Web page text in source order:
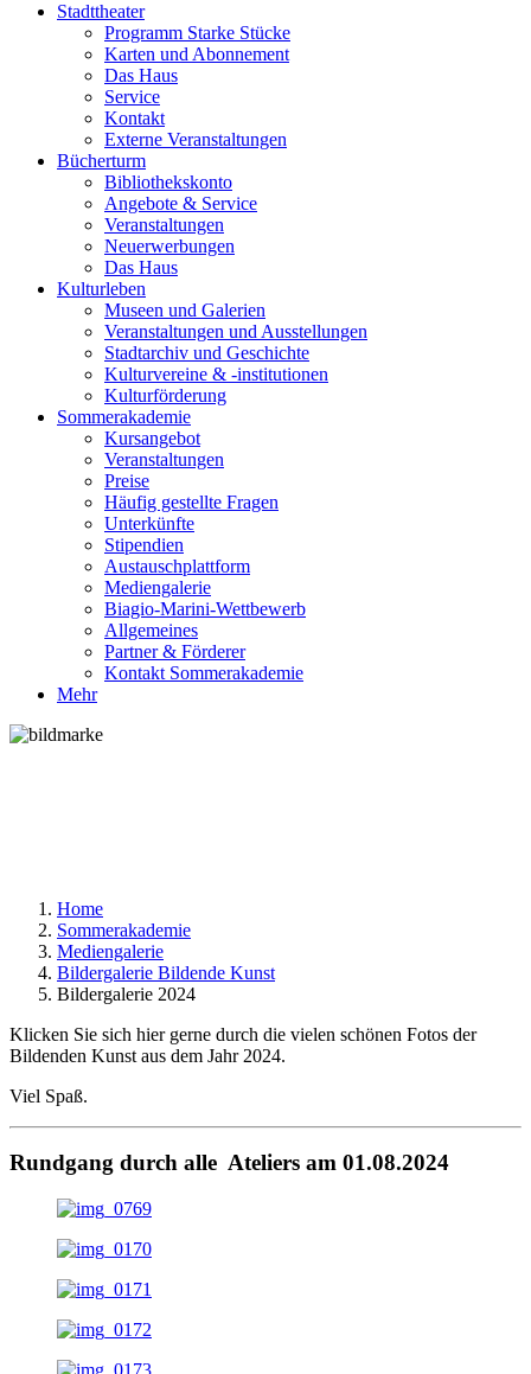
Stadttheater
Programm Starke Stücke
Karten und Abonnement
Das Haus
Service
Kontakt
Externe Veranstaltungen
Bücherturm
Bibliothekskonto
Angebote & Service
Veranstaltungen
Neuerwerbungen
Das Haus
Kulturleben
Museen und Galerien
Veranstaltungen und Ausstellungen
Stadtarchiv und Geschichte
Kulturvereine & -institutionen
Kulturförderung
Sommerakademie
Kursangebot
Veranstaltungen
Preise
Häufig gestellte Fragen
Unterkünfte
Stipendien
Austauschplattform
Mediengalerie
Biagio-Marini-Wettbewerb
Allgemeines
Partner & Förderer
Kontakt Sommerakademie
Mehr
Home
Sommerakademie
Mediengalerie
Bildergalerie Bildende Kunst
Bildergalerie 2024
Klicken Sie sich hier gerne durch die vielen schönen Fotos der
Bildenden Kunst aus dem Jahr 2024.
Viel Spaß.
Rundgang durch alle Ateliers am 01.08.2024